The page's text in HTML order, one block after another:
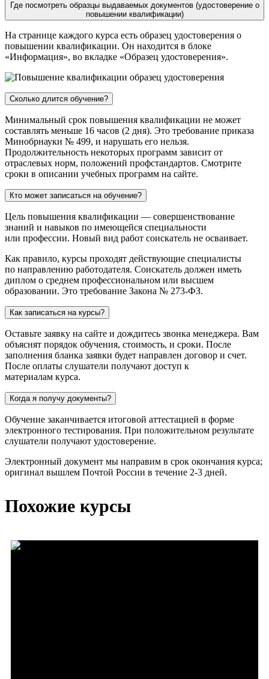
Где посмотреть образцы выдаваемых документов (удостоверение о
повышении квалификации)
На странице каждого курса есть образец удостоверения о
повышении квалификации. Он находится в блоке
«Информация», во вкладке «Образец удостоверения».
Сколько длится обучение?
Минимальный срок повышения квалификации не может
составлять меньше 16 часов (2 дня). Это требование приказа
Минобрнауки № 499, и нарушать его нельзя.
Продолжительность некоторых программ зависит от
отраслевых норм, положений профстандартов. Смотрите
сроки в описании учебных программ на сайте.
Кто может записаться на обучение?
Цель повышения квалификации — совершенствование
знаний и навыков по имеющейся специальности
или профессии. Новый вид работ соискатель не осваивает.
Как правило, курсы проходят действующие специалисты
по направлению работодателя. Соискатель должен иметь
диплом о среднем профессиональном или высшем
образовании. Это требование Закона № 273-ФЗ.
Как записаться на курсы?
Оставьте заявку на сайте и дождитесь звонка менеджера. Вам
объяснят порядок обучения, стоимость, и сроки. После
заполнения бланка заявки будет направлен договор и счет.
После оплаты слушатели получают доступ к
материалам курса.
Когда я получу документы?
Обучение заканчивается итоговой аттестацией в форме
электронного тестирования. При положительном результате
слушатели получают удостоверение.
Электронный документ мы направим в срок окончания курса;
оригинал вышлем Почтой России в течение 2-3 дней.
Похожие курсы